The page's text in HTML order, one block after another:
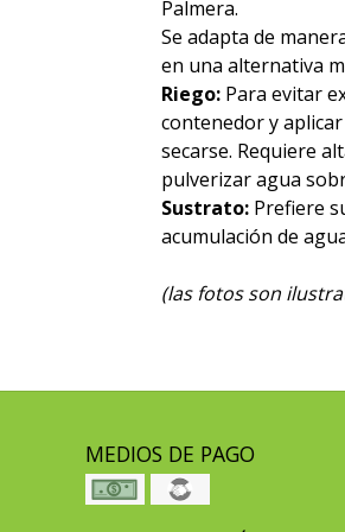
Palmera.
Se adapta de
en una alternativa
Riego:Para evitar
contenedor y
secarse. Requiere
pulverizar agua
Sustrato:Prefiere
acumulación de
(las fotos son
MEDIOS DE PAGO